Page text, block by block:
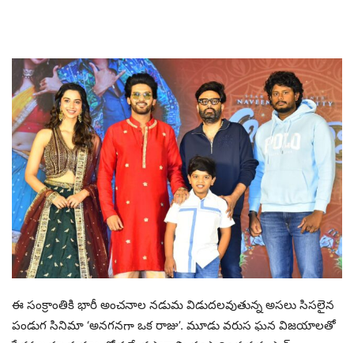
ఈ సంక్రాంతికి భారీ అంచనాల నడుమ విడుదలవుతున్న అసలు సిసలైన
పండుగ సినిమా ‘అనగనగా ఒక రాజు’. మూడు వరుస ఘన విజయాలతో